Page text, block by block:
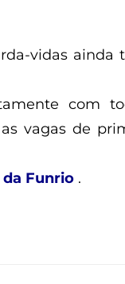
vidas ainda
com
vagas de
Funrio .